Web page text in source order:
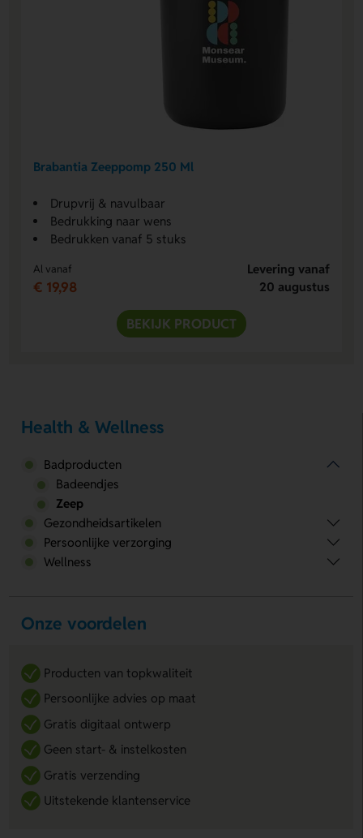
Brabantia Zeeppomp 250 Ml
Drupvrij & navulbaar
Bedrukking naar wens
Bedrukken vanaf 5 stuks
Al vanaf
€ 19,98
Levering vanaf
20 augustus
BEKIJK PRODUCT
Health & Wellness
Badproducten
Badeendjes
Zeep
Gezondheidsartikelen
Persoonlijke verzorging
Wellness
Onze voordelen
Producten van topkwaliteit
Persoonlijke advies op maat
Gratis digitaal ontwerp
Geen start- & instelkosten
Gratis verzending
Uitstekende klantenservice